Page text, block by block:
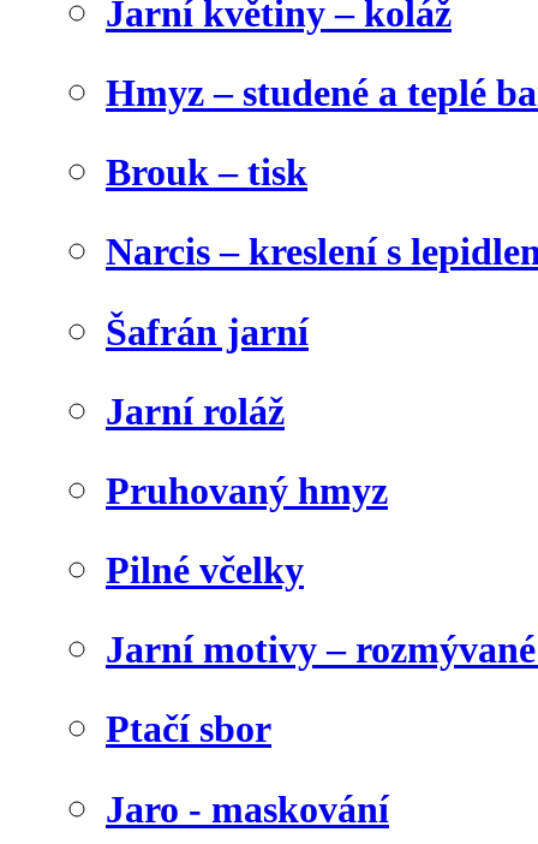
Jarní květiny – koláž
Hmyz – studené a teplé
Brouk – tisk
Narcis – kreslení s
Šafrán jarní
Jarní roláž
Pruhovaný hmyz
Pilné včelky
Jarní motivy –
Ptačí sbor
Jaro - maskování